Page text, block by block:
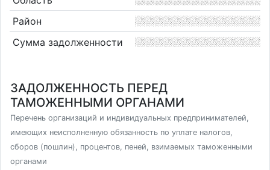
Район
Сумма задолженности
ЗАДОЛЖЕННОСТЬ ПЕРЕД
ТАМОЖЕННЫМИ ОРГАНАМИ
Перечень организаций и индивидуальных предпринимателей,
имеющих неисполненную обязанность по уплате налогов,
сборов (пошлин), процентов, пеней, взимаемых таможенными
органами